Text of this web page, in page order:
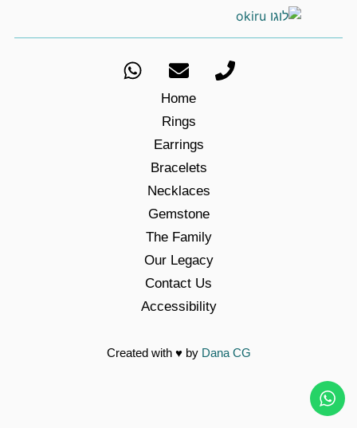
Home
Rings
Earrings
Bracelets
Necklaces
Gemstone
The Family
Our Legacy
Contact Us
Accessibility
Created with ♥by Dana CG